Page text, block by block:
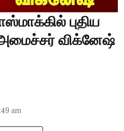
புதிய
அமைச்சர் விக்னேஷ்
am